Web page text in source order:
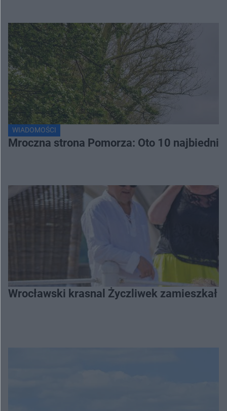
WIADOMOŚCI
Mroczna strona Pomorza: Oto 10
Wrocławski krasnal Życzliwek zamieszkał